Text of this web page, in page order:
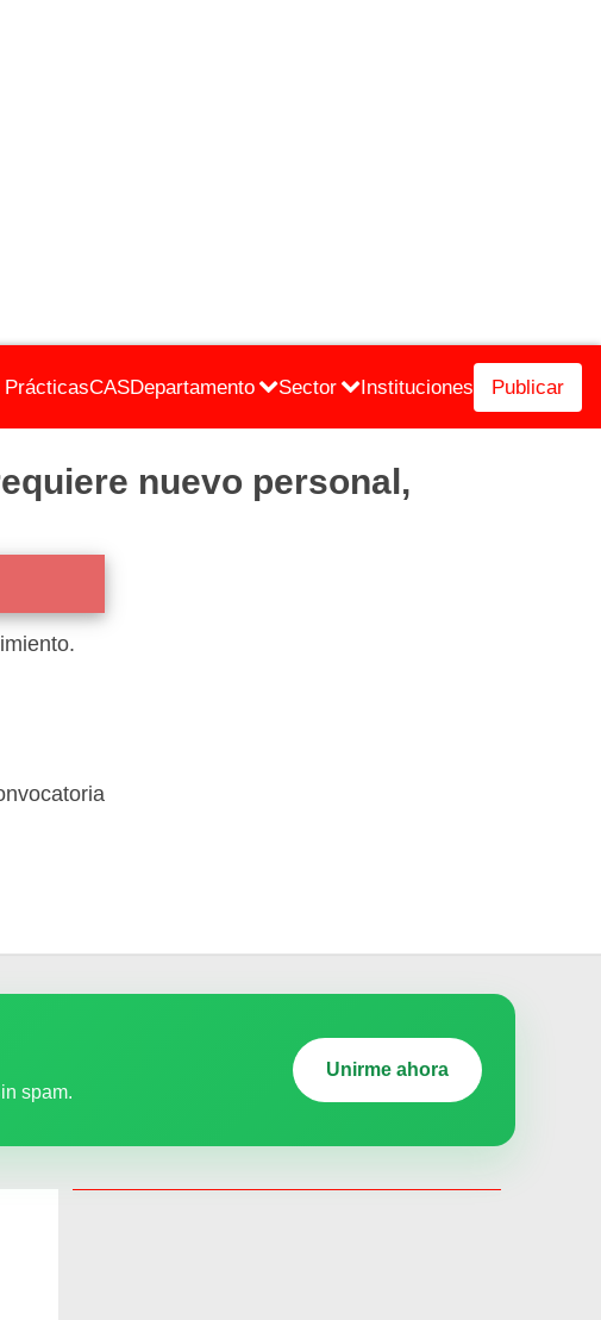
PrácticasCASDepartamento Sector Instituciones Publicar
nuevo personal,
spam.
Unirme ahora